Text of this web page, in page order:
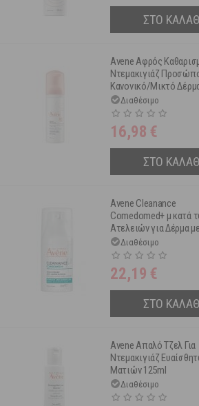
ΣΤΟ
Avene Αφρός
Ντεμακιγιάζ
Κανονικό/Μικτό
Διαθέσιμο
16,98 €
ΣΤΟ
Avene Cleanance
Comedomed+ μ κατά
Ατελειών για Δέρμα
Ακμής 30 ml
Διαθέσιμο
22,19 €
ΣΤΟ
Avene Απαλό Τζελ Για
Ντεμακιγιάζ
Ματιών 125ml
Διαθέσιμο